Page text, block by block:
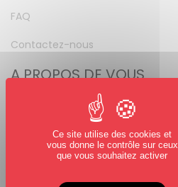
FAQ
Contactez-nous
A PROPOS DE VOUS
Mot de passe perdu
NOUS SUIVRE
Ce site utilise des cookies et
vous donne le contrôle sur ceux
que vous souhaitez activer